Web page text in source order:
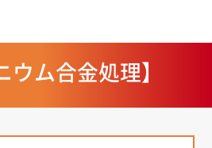
ウム合金処理】